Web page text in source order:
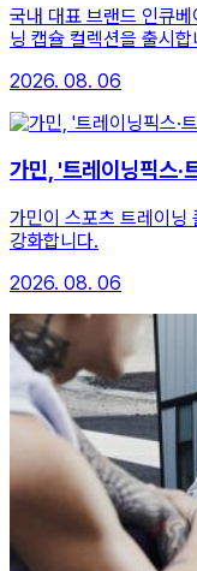
국내 대표 브랜드 인큐
닝 캡슐 컬렉션을 출시합
2026. 08. 06
가민, '트레이닝픽스·
가민이 스포츠 트레이닝
강화합니다.
2026. 08. 06